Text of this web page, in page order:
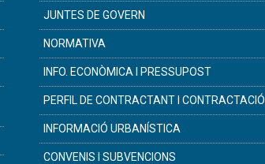
JUNTES DE GOVERN
NORMATIVA
INFO. ECONÒMICA I PRESSUPOST
PERFIL DE CONTRACTANT I CONTRACTACIÓ
INFORMACIÓ URBANÍSTICA
CONVENIS I SUBVENCIONS